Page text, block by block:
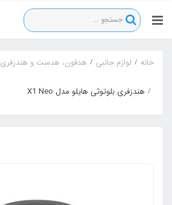
خانه لوازم جانبی هدفون، هدست و هندزفری
هندزفری بلوتوثی هایلو مدل X1 Neo